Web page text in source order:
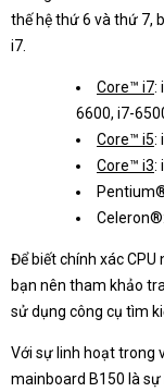
thế hệ thứ 6 và thứ 7,
i7.
Core™ i7:
6600, i7-
Core™ i5:
Core™ i3:
Để biết chính xác
bạn nên tham khảo
sử dụng công cụ tìm
Với sự linh hoạt trong
mainboard B150 là